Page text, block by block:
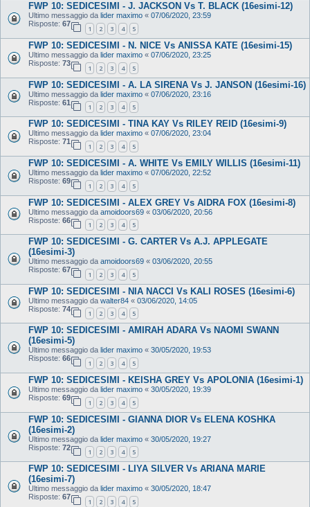
FWP 10: SEDICESIMI - J. JACKSON Vs T. BLACK (16esimi-12)
Ultimo messaggio da lider maximo « 07/06/2020, 23:59
Risposte: 67
1 2 3 4 5
FWP 10: SEDICESIMI - N. NICE Vs ANISSA KATE (16esimi-15)
Ultimo messaggio da lider maximo « 07/06/2020, 23:25
Risposte: 73
1 2 3 4 5
FWP 10: SEDICESIMI - A. LA SIRENA Vs J. JANSON (16esimi-16)
Ultimo messaggio da lider maximo « 07/06/2020, 23:16
Risposte: 61
1 2 3 4 5
FWP 10: SEDICESIMI - TINA KAY Vs RILEY REID (16esimi-9)
Ultimo messaggio da lider maximo « 07/06/2020, 23:04
Risposte: 71
1 2 3 4 5
FWP 10: SEDICESIMI - A. WHITE Vs EMILY WILLIS (16esimi-11)
Ultimo messaggio da lider maximo « 07/06/2020, 22:52
Risposte: 69
1 2 3 4 5
FWP 10: SEDICESIMI - ALEX GREY Vs AIDRA FOX (16esimi-8)
Ultimo messaggio da amoidoors69 « 03/06/2020, 20:56
Risposte: 66
1 2 3 4 5
FWP 10: SEDICESIMI - G. CARTER Vs A.J. APPLEGATE
(16esimi-3)
Ultimo messaggio da amoidoors69 « 03/06/2020, 20:55
Risposte: 67
1 2 3 4 5
FWP 10: SEDICESIMI - NIA NACCI Vs KALI ROSES (16esimi-6)
Ultimo messaggio da walter84 « 03/06/2020, 14:05
Risposte: 74
1 2 3 4 5
FWP 10: SEDICESIMI - AMIRAH ADARA Vs NAOMI SWANN
(16esimi-5)
Ultimo messaggio da lider maximo « 30/05/2020, 19:53
Risposte: 66
1 2 3 4 5
FWP 10: SEDICESIMI - KEISHA GREY Vs APOLONIA (16esimi-1)
Ultimo messaggio da lider maximo « 30/05/2020, 19:39
Risposte: 69
1 2 3 4 5
FWP 10: SEDICESIMI - GIANNA DIOR Vs ELENA KOSHKA
(16esimi-2)
Ultimo messaggio da lider maximo « 30/05/2020, 19:27
Risposte: 72
1 2 3 4 5
FWP 10: SEDICESIMI - LIYA SILVER Vs ARIANA MARIE
(16esimi-7)
Ultimo messaggio da lider maximo « 30/05/2020, 18:47
Risposte: 67
1 2 3 4 5